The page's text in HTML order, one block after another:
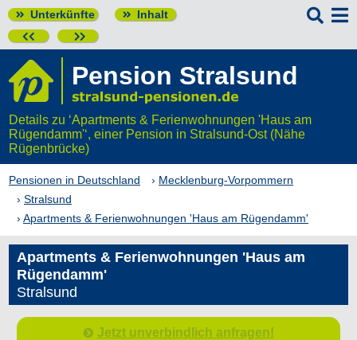
 Unterkünfte  Inhalt
 

Pension Stralsund
Details zu ‘Apartments & Ferienwohnungen 'Haus am
Rügendamm'‘, einer Pension in Stralsund-Ost (Nähe
Rügenbrücke)
Pensionen in Deutschland
Mecklenburg-Vorpommern
Stralsund
Apartments & Ferienwohnungen 'Haus am Rügendamm'
Apartments & Ferienwohnungen 'Haus am
Rügendamm'
Stralsund
Jetzt unverbindlich anfragen!